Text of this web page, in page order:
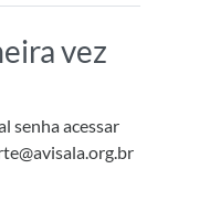
vez
senha acessar